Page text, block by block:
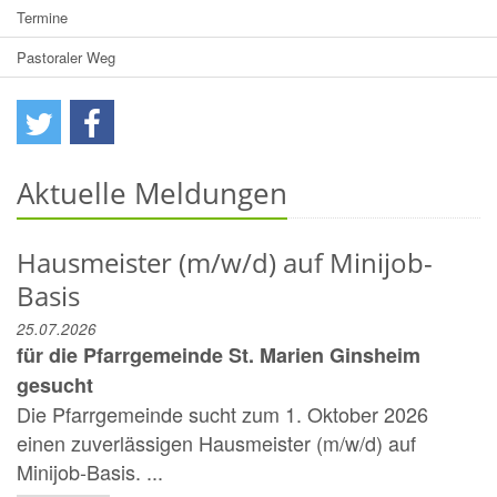
Termine
Pastoraler Weg
Aktuelle Meldungen
Hausmeister (m/w/d) auf Minijob-
Basis
25.07.2026
für die Pfarrgemeinde St. Marien Ginsheim
gesucht
Die Pfarrgemeinde sucht zum 1. Oktober 2026
einen zuverlässigen Hausmeister (m/w/d) auf
Minijob-Basis. ...